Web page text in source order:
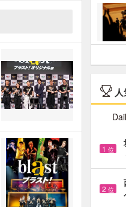
1 位
2 位